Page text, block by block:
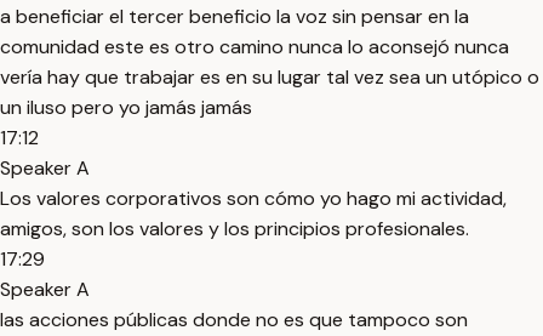
a beneficiar el tercer beneficio la voz sin pensar en la
comunidad este es otro camino nunca lo aconsejó nunca
vería hay que trabajar es en su lugar tal vez sea un utópico o
un iluso pero yo jamás jamás
17:12
Speaker A
Los valores corporativos son cómo yo hago mi actividad,
amigos, son los valores y los principios profesionales.
17:29
Speaker A
las acciones públicas donde no es que tampoco son